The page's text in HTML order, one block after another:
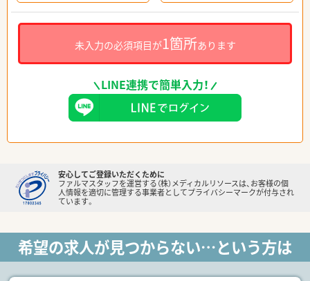
未入力の必須項目が1箇所あります
LINE連携で簡単入力！
安心してご登録いただくために
ファルマスタッフを運営する（株）メディカルリソースは、お客様の個
人情報を適切に管理する事業者としてプライバシーマークが付与され
ています。
希望の求人が見つからない…という方は